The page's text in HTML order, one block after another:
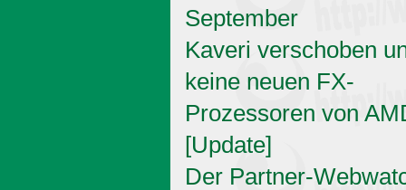
September
Kaveri verschoben
keine neuen FX-
Prozessoren von
[Update]
Der Partner-